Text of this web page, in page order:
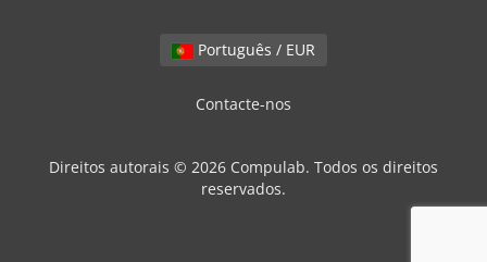
Português / EUR
Contacte-nos
Direitos autorais © 2026 Compulab. Todos os direitos
reservados.